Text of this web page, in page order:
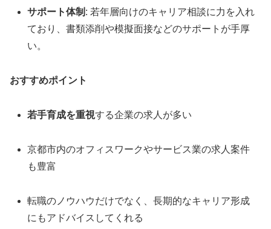
サポート体制 : 若年層向けのキャリア相談に力を入れ
ており、書類添削や模擬面接などのサポートが手厚
い。
おすすめポイント
若手育成を重視する企業の求人が多い
京都市内のオフィスワークやサービス業の求人案件
も豊富
転職のノウハウだけでなく、長期的なキャリア形成
にもアドバイスしてくれる